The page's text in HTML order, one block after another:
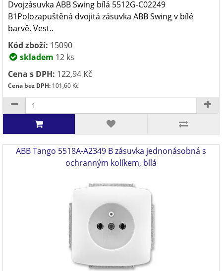
Dvojzásuvka ABB Swing bílá 5512G-C02249
B1Polozapuštěná dvojitá zásuvka ABB Swing v bílé
barvě. Vest..
Kód zboží: 15090
skladem 12 ks
Cena s DPH: 122,94 Kč
Cena bez DPH: 101,60 Kč
ABB Tango 5518A-A2349 B zásuvka jednonásobná s
ochranným kolíkem, bílá